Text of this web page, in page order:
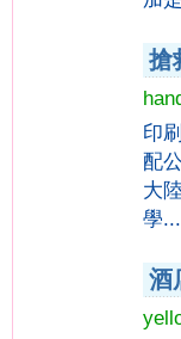
搶
印
配
大
學...
酒